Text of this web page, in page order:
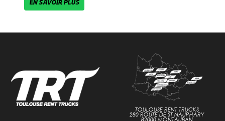
EN SAVOIR PLUS
TOULOUSE RENT TRUCKS
280 ROUTE DE ST NAUPHARY
82000 MONTAUBAN